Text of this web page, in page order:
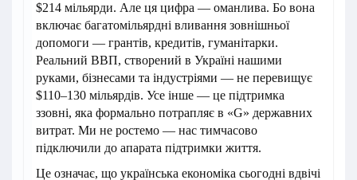
$214 мільярди. Але ця цифра — оманлива. Бо вона
включає багатомільярдні вливання зовнішньої
допомоги — грантів, кредитів, гуманітарки.
Реальний ВВП, створений в Україні нашими
руками, бізнесами та індустріями — не перевищує
$110–130 мільярдів. Усе інше — це підтримка
ззовні, яка формально потрапляє в «G» державних
витрат. Ми не ростемо — нас тимчасово
підключили до апарата підтримки життя.
Це означає, що українська економіка сьогодні вдвічі